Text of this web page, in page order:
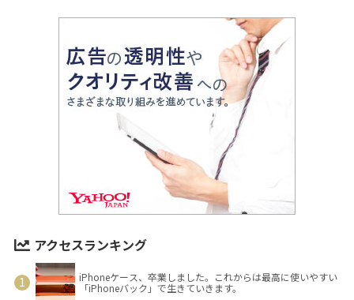
アクセスランキング
iPhoneケース、卒業しました。これからは最高に使いやすい
「iPhoneバック」で生きていきます。